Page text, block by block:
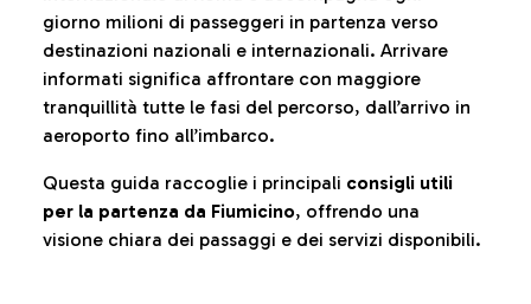
giorno milioni di passeggeri in partenza verso
destinazioni nazionali e internazionali. Arrivare
informati significa affrontare con maggiore
tranquillità tutte le fasi del percorso, dall’arrivo in
aeroporto fino all’imbarco.
Questa guida raccoglie i principali consigli utili
per la partenza da Fiumicino, offrendo una
visione chiara dei passaggi e dei servizi disponibili.